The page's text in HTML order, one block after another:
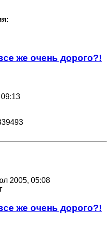
же очень дорого?!
2005, 05:08
же очень дорого?!